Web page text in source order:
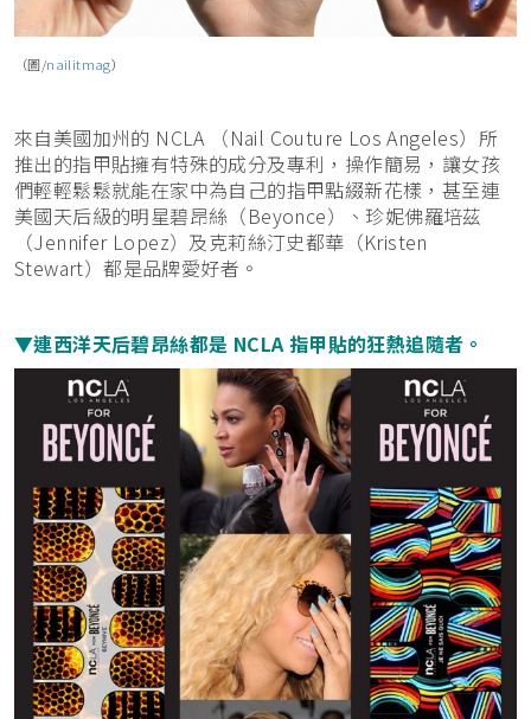
（圖/nailitmag）
來自美國加州的 NCLA （Nail Couture Los Angeles）所
推出的指甲貼擁有特殊的成分及專利，操作簡易，讓女孩
們輕輕鬆鬆就能在家中為自己的指甲點綴新花樣，甚至連
美國天后級的明星碧昂絲（Beyonce）、珍妮佛羅培茲
（Jennifer Lopez）及克莉絲汀史都華（Kristen
Stewart）都是品牌愛好者。
▼連西洋天后碧昂絲都是 NCLA 指甲貼的狂熱追隨者。